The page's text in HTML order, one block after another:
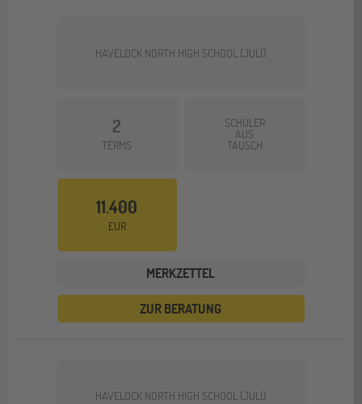
HAVELOCK NORTH HIGH SCHOOL (JULI)
2
TERMS
SCHÜLER
AUS
TAUSCH
11.400
EUR
MERKZETTEL
ZUR BERATUNG
HAVELOCK NORTH HIGH SCHOOL (JULI)